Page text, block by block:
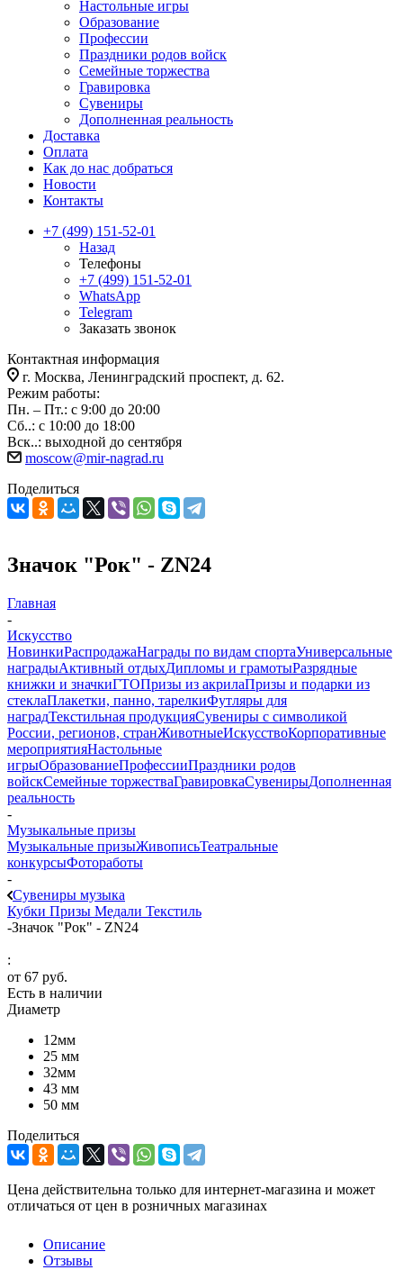
Настольные игры
Образование
Профессии
Праздники родов войск
Семейные торжества
Гравировка
Сувениры
Дополненная реальность
Доставка
Оплата
Как до нас добраться
Новости
Контакты
+7 (499) 151-52-01
Назад
Телефоны
+7 (499) 151-52-01
WhatsApp
Telegram
Заказать звонок
Контактная информация
г. Москва, Ленинградский проспект, д. 62.
Режим работы:
Пн. – Пт.: с 9:00 до 20:00
Сб..: с 10:00 до 18:00
Вск..: выходной до сентября
moscow@mir-nagrad.ru
Поделиться
Значок "Рок" - ZN24
Главная
-
Искусство
НовинкиРаспродажаНаграды по видам спортаУниверсальные
наградыАктивный отдыхДипломы и грамотыРазрядные
книжки и значкиГТОПризы из акрилаПризы и подарки из
стеклаПлакетки, панно, тарелкиФутляры для
наградТекстильная продукцияСувениры с символикой
России, регионов, странЖивотныеИскусствоКорпоративные
мероприятияНастольные
игрыОбразованиеПрофессииПраздники родов
войскСемейные торжестваГравировкаСувенирыДополненная
реальность
-
Музыкальные призы
Музыкальные призыЖивописьТеатральные
конкурсыФотоработы
-
Сувениры музыка
Кубки Призы Медали Текстиль
-Значок "Рок" - ZN24
:
от 67 руб.
Есть в наличии
Диаметр
12мм
25 мм
32мм
43 мм
50 мм
Поделиться
Цена действительна только для интернет-магазина и может
отличаться от цен в розничных магазинах
Описание
Отзывы